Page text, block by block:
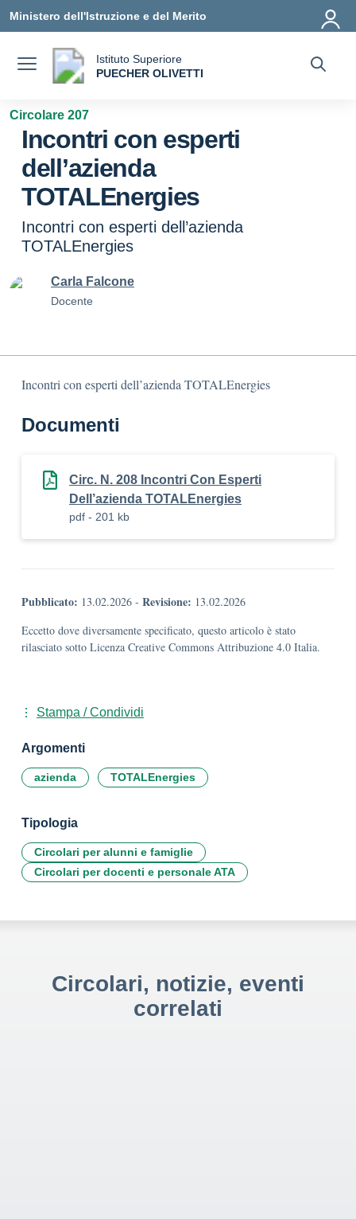
Ministero dell'Istruzione e del Merito
Istituto Superiore
PUECHER OLIVETTI
Circolare 207
Incontri con esperti
dell’azienda
TOTALEnergies
Incontri con esperti dell’azienda
TOTALEnergies
Carla Falcone
Docente
Incontri con esperti dell’azienda TOTALEnergies
Documenti
Circ. N. 208 Incontri Con Esperti
Dell’azienda TOTALEnergies
pdf - 201 kb
Pubblicato: 13.02.2026 - Revisione: 13.02.2026
Eccetto dove diversamente specificato, questo articolo è stato
rilasciato sotto Licenza Creative Commons Attribuzione 4.0 Italia.
Stampa / Condividi
Argomenti
azienda TOTALEnergies
Tipologia
Circolari per alunni e famiglie
Circolari per docenti e personale ATA
Circolari, notizie, eventi
correlati